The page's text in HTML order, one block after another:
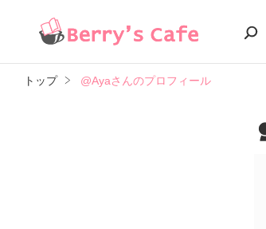
トップ @Ayaさんのプロフィール